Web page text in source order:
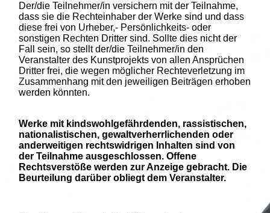
Der/die Teilnehmer/in versichern mit der Teilnahme,
dass sie die Rechteinhaber der Werke sind und dass
diese frei von Urheber,- Persönlichkeits- oder
sonstigen Rechten Dritter sind. Sollte dies nicht der
Fall sein, so stellt der/die Teilnehmer/in den
Veranstalter des Kunstprojekts von allen Ansprüchen
Dritter frei, die wegen möglicher Rechteverletzung im
Zusammenhang mit den jeweiligen Beiträgen erhoben
werden könnten.
Werke mit kindswohlgefährdenden, rassistischen,
nationalistischen, gewaltverherrlichenden oder
anderweitigen rechtswidrigen Inhalten sind von
der Teilnahme ausgeschlossen. Offene
Rechtsverstöße werden zur Anzeige gebracht. Die
Beurteilung darüber obliegt dem Veranstalter.